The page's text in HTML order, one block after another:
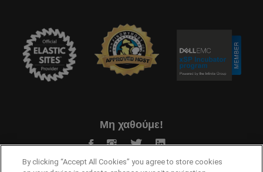
Μη χαθούμε!
By clicking “Accept All Cookies” you agree to store cookies